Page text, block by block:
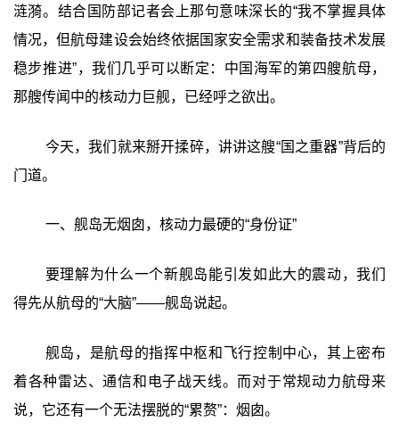
涟漪。结合国防部记者会上那句意味深长的“我不掌握具体
情况，但航母建设会始终依据国家安全需求和装备技术发展
稳步推进”，我们几乎可以断定：中国海军的第四艘航母，
那艘传闻中的核动力巨舰，已经呼之欲出。
今天，我们就来掰开揉碎，讲讲这艘“国之重器”背后的
门道。
一、舰岛无烟囱，核动力最硬的“身份证”
要理解为什么一个新舰岛能引发如此大的震动，我们
得先从航母的“大脑”——舰岛说起。
舰岛，是航母的指挥中枢和飞行控制中心，其上密布
着各种雷达、通信和电子战天线。而对于常规动力航母来
说，它还有一个无法摆脱的“累赘”：烟囱。